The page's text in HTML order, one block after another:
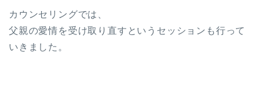
カウンセリングでは、
父親の愛情を受け取り直すというセッションも行って
いきました。